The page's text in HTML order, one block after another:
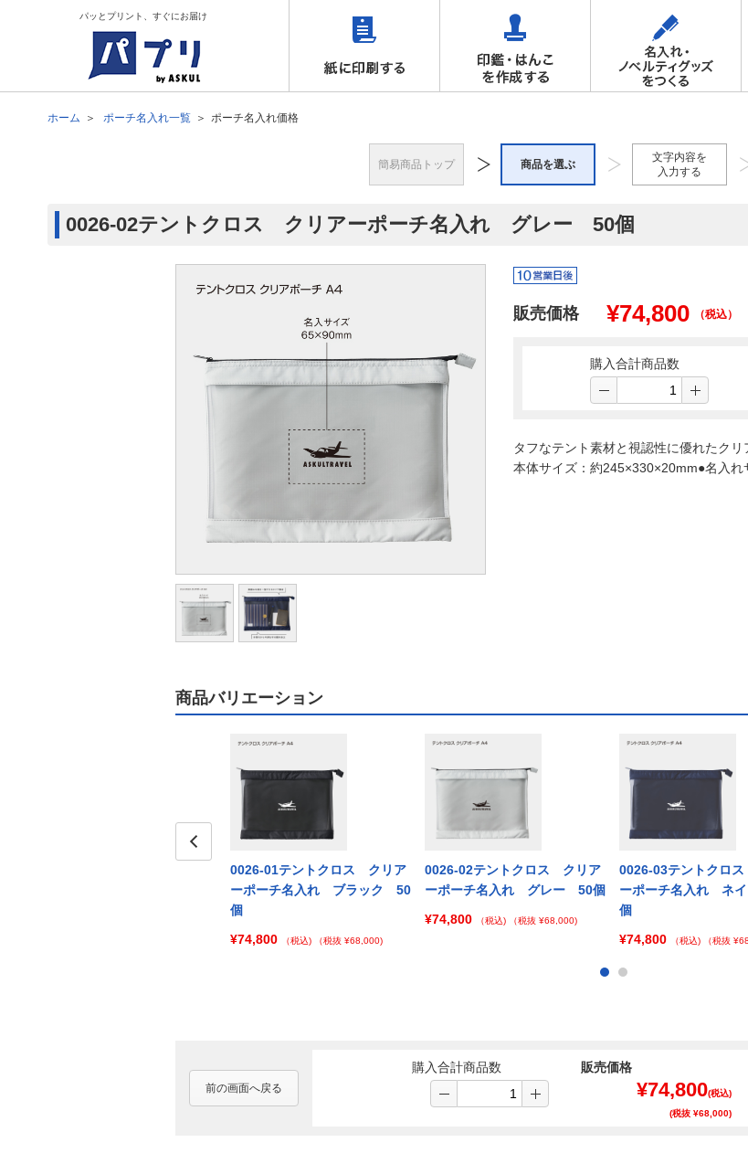
パッとプリント、すぐにお届け
ホーム ポーチ名入れ一覧 ポーチ名入れ価格
簡易商品トップ 商品を選ぶ
文字内容を
入力する
0026-02テントクロス クリアーポーチ名入れ グレー 50個
販売価格 ¥74,800 （税込）
購入合計商品数
タフなテント素材と視認性に優れたク
本体サイズ：約245×330×20mm●名入れ
商品バリエーション
0026-01テントクロス クリア
ーポーチ名入れ ブラック 50
個
¥74,800
（税込) （税抜 ¥68,000)
0026-02テントクロス クリア
ーポーチ名入れ グレー 50個
¥74,800
（税込) （税抜 ¥68,000)
0026-03テントクロ
ーポーチ名入れ ネ
個
¥74,800
（税込) （税抜
前の画面へ戻る
購入合計商品数 販売価格
¥74,800(税込)
(税抜 ¥68,000)